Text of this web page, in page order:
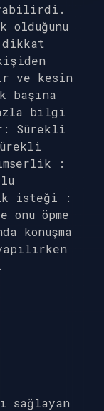
olduğunu
ve kesin
başına
bilgi
Sürekli
:
isteği :
onu öpme
konuşma
sağlayan